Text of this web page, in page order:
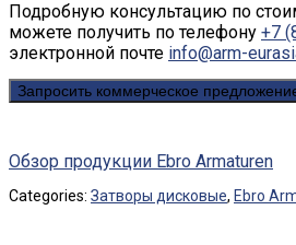
Подробную консультацию по
можете получить по телефону +7
электронной почте info@arm-
Запросить коммерческое
Обзор продукции Ebro Armaturen
Categories: Затворы дисковые, Ebro